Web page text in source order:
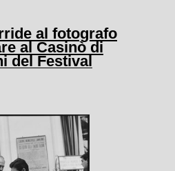
al fotografo
al Casinò di
del Festival